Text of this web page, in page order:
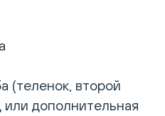
(теленок, второй
дополнительная